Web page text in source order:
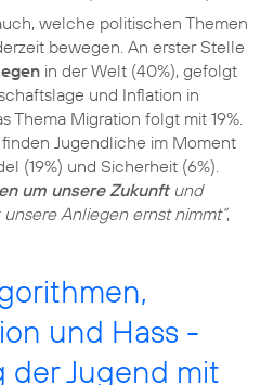
welche politischen Themen
bewegen. An erster Stelle
in der Welt (40%), gefolgt
und Inflation in
Thema Migration folgt mit 19%.
finden Jugendliche im Moment
(19%) und Sicherheit (6%).
um unsere Zukunftund
Anliegen ernst nimmt“,
und Hass -
der Jugend mit